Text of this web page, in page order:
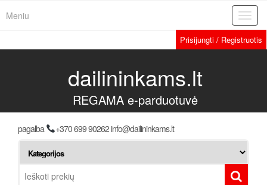
Meniu
Prisijungti / Registruotis
dailininkams.lt
REGAMA e-parduotuvė
pagalba +370 699 90262 info@dailininkams.lt